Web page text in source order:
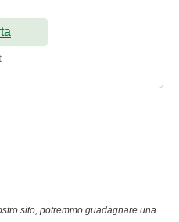
sito, potremmo guadagnare una